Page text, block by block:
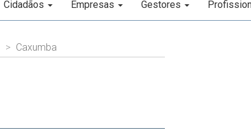
Cidadãos Empresas Gestores
Caxumba